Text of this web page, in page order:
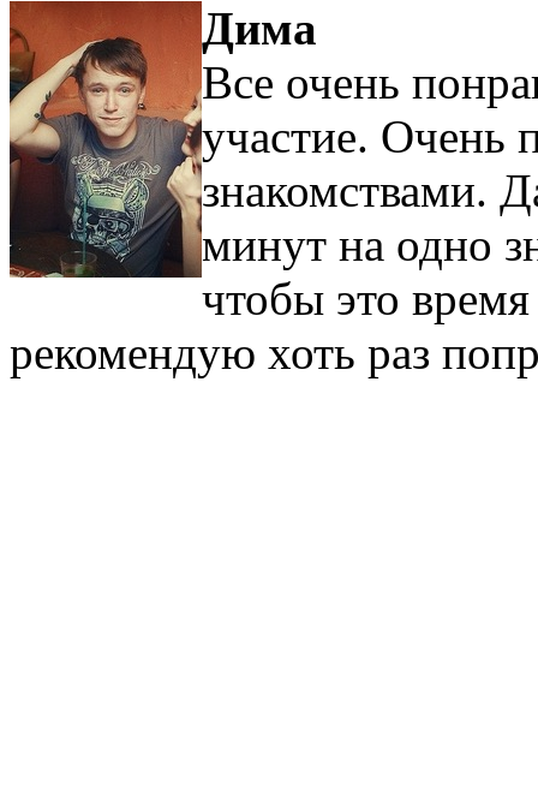
Дима
Все очень
участие. Очень
знакомствами.
минут на одно
чтобы это
рекомендую хоть раз